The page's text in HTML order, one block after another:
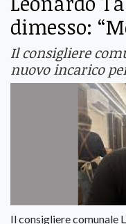
dimesso:
Il consigliere
nuovo incarico
Il consigliere comunale